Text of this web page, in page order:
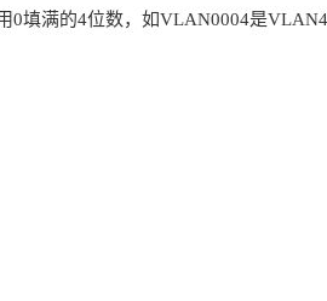
0填满的4位数，如VLAN0004是